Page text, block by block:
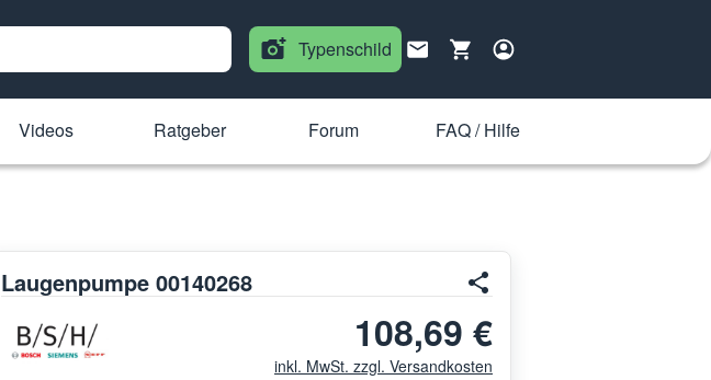
Typenschild
Videos Ratgeber Forum FAQ / Hilfe
Laugenpumpe 00140268
108,69 €
inkl. MwSt. zzgl. Versandkosten